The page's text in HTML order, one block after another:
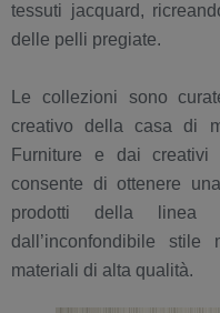
tessuti jacquard,
delle pelli pregiate.
Le collezioni sono
creativo della casa di
Furniture e dai
consente di ottenere
prodotti della linea
dall’inconfondibile
materiali di alta qualità.